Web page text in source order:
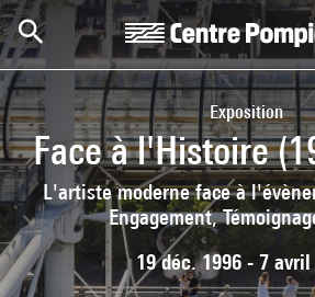
Aller au contenu principal
Centre Pompidou
Exposition
Face à l'Histoire
L'artiste moderne face à
Engagement,
19 déc. 1996 - 7 avril